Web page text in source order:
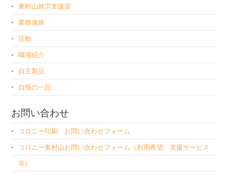
東村山就労支援室
業務連絡
活動
職場紹介
自主製品
自慢の一品
お問い合わせ
コロニー印刷 お問い合わせフォーム
コロニー東村山お問い合わせフォーム（利用希望、支援サービス
等）